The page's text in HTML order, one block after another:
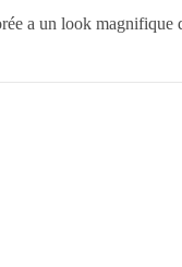
a un look